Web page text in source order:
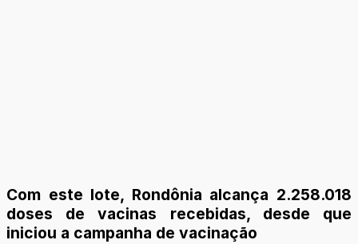
Com este lote, Rondônia alcança 2.258.018
doses de vacinas recebidas, desde que
iniciou a campanha de vacinação